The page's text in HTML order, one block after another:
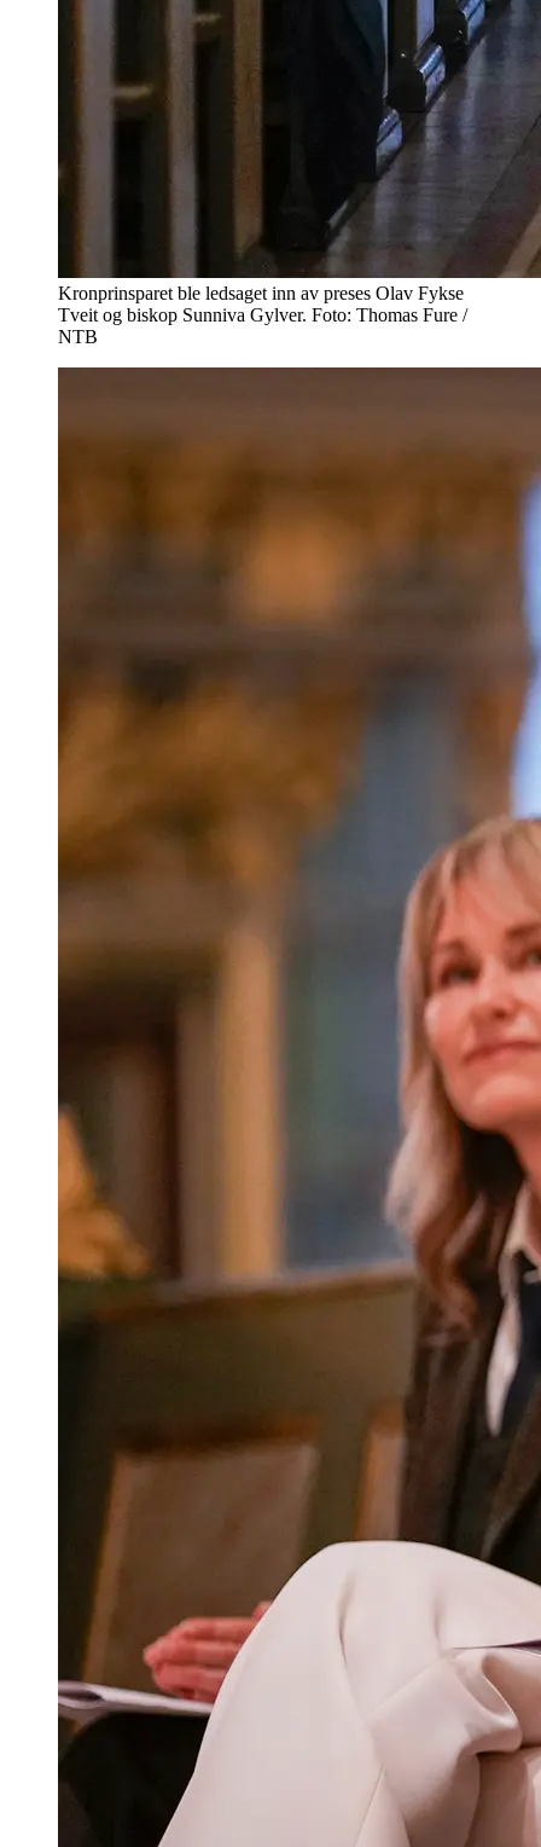
Kronprinsparet ble ledsaget inn av preses Olav Fykse
Tveit og biskop Sunniva Gylver. Foto: Thomas Fure /
NTB